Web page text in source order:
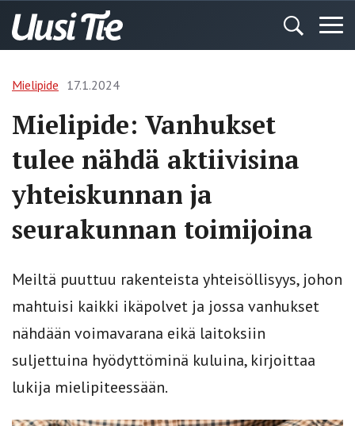
Mielipide 17.1.2024
Mielipide: Vanhukset
tulee nähdä aktiivisina
yhteiskunnan ja
seurakunnan toimijoina
Meiltä puuttuu rakenteista yhteisöllisyys, johon
mahtuisi kaikki ikäpolvet ja jossa vanhukset
nähdään voimavarana eikä laitoksiin
suljettuina hyödyttöminä kuluina, kirjoittaa
lukija mielipiteessään.